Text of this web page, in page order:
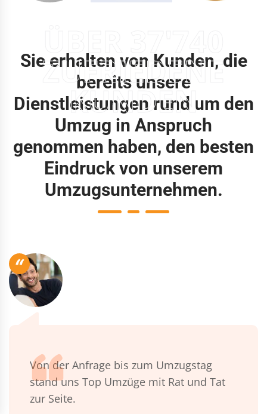
ZUFRIEDENE
KUNDEN
Sie erhalten von Kunden, die
bereits unsere
Dienstleistungen rund um den
Umzug in Anspruch
genommen haben, den besten
Eindruck von unserem
Umzugsunternehmen.
“
Von der Anfrage bis zum Umzugstag
stand uns Top Umzüge mit Rat und Tat
zur Seite.